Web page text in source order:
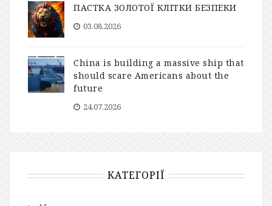
ПАСТКА ЗОЛОТОЇ КЛІТКИ БЕЗПЕКИ
03.08.2026
China is building a massive ship that
should scare Americans about the
future
24.07.2026
КАТЕГОРІЇ